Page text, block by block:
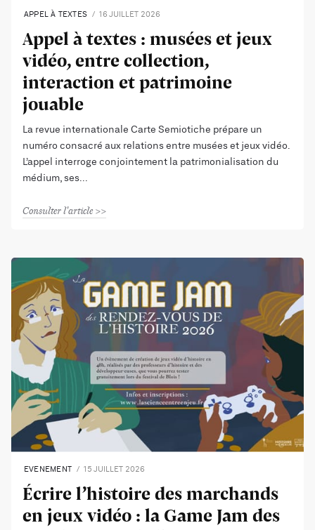
APPEL À TEXTES 16 JUILLET 2026
Appel à textes : musées et jeux
vidéo, entre collection,
interaction et patrimoine
jouable
La revue internationale Carte Semiotiche prépare un
numéro consacré aux relations entre musées et jeux vidéo.
L’appel interroge conjointement la patrimonialisation du
médium, ses
Consulter l'article
EVENEMENT 15 JUILLET 2026
Écrire l’histoire des marchands
en jeux vidéo : la Game Jam des